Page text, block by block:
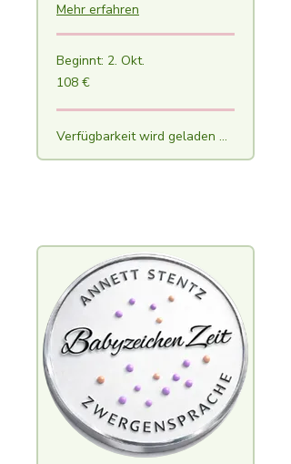
Mehr erfahren
Beginnt: 2. Okt.
108
Euro
108 €
Verfügbarkeit wird geladen ...